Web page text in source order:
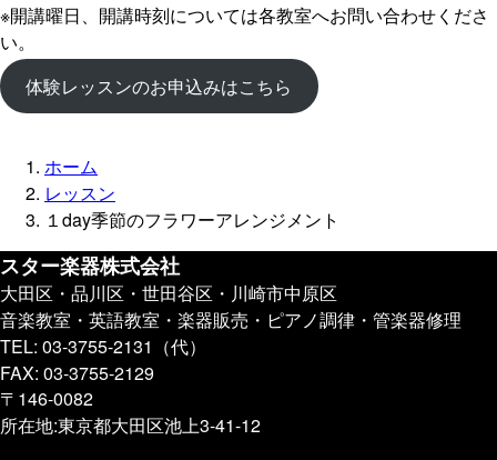
※開講曜日、開講時刻については各教室へお問い合わせくださ
い。
体験レッスンのお申込みはこちら
ホーム
レッスン
１day季節のフラワーアレンジメント
スター楽器株式会社
大田区・品川区・世田谷区・川崎市中原区
音楽教室・英語教室・楽器販売・ピアノ調律・管楽器修理
TEL: 03-3755-2131（代）
FAX: 03-3755-2129
〒146-0082
所在地:東京都大田区池上3-41-12